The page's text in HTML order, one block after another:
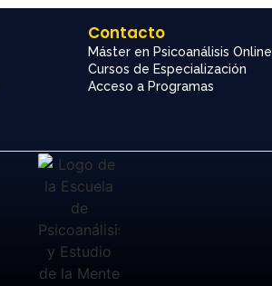
Contacto
Máster en Psicoanálisis Online
Cursos de Especialización
Acceso a Programas